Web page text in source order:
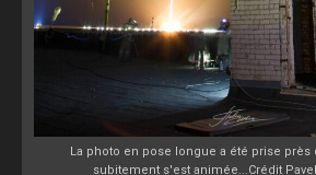
La photo en pose longue a été prise
subitement s'est animée...Crédit